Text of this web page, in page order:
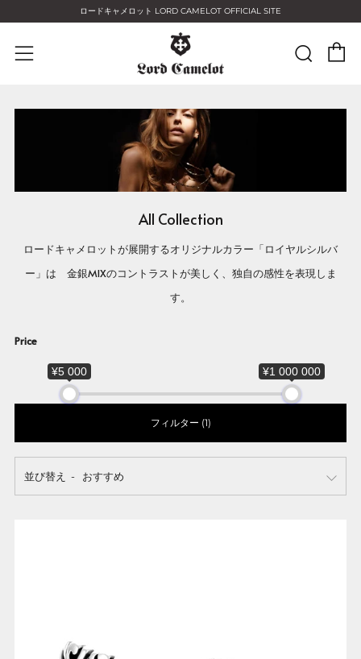
ロードキャメロット LORD CAMELOT OFFICIAL SITE
Menu
All Collection
ロードキャメロットが展開するオリジナルカラー「ロイヤルシルバ
ー」は 金銀MIXのコントラストが美しく、独自の感性を表現しま
す。
Price
¥5 000 ¥1 000 000
フィルター (1)
並び替え